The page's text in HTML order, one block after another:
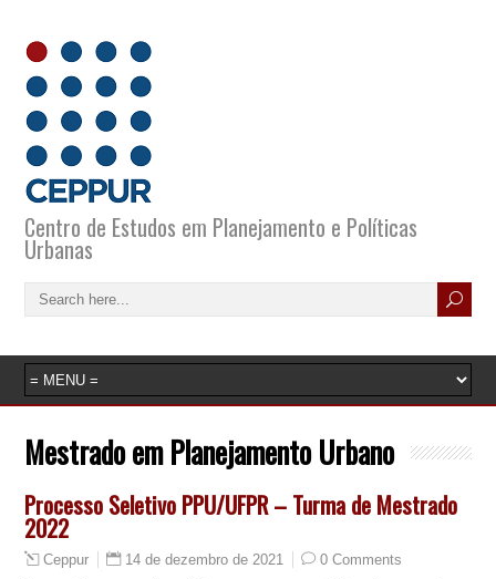
Centro de Estudos em Planejamento e Políticas
Urbanas
Mestrado em Planejamento Urbano
Processo Seletivo PPU/UFPR – Turma de Mestrado
2022
Ceppur 14 de dezembro de 2021 0 Comments